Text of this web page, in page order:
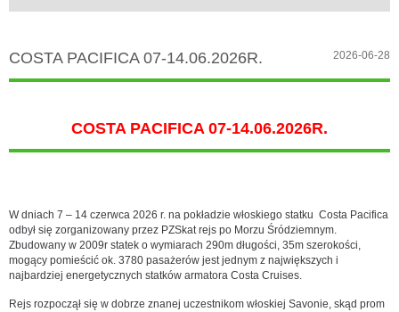
COSTA PACIFICA 07-14.06.2026R. 2026-06-28
COSTA PACIFICA 07-14.06.2026R.
W dniach 7 – 14 czerwca 2026 r. na pokładzie włoskiego statku Costa Pacifica
odbył się zorganizowany przez PZSkat rejs po Morzu Śródziemnym.
Zbudowany w 2009r statek o wymiarach 290m długości, 35m szerokości,
mogący pomieścić ok. 3780 pasażerów jest jednym z największych i
najbardziej energetycznych statków armatora Costa Cruises.
Rejs rozpoczął się w dobrze znanej uczestnikom włoskiej Savonie, skąd prom